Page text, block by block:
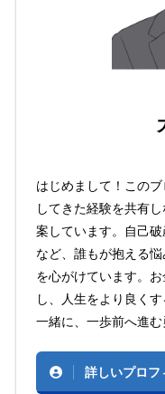
はじめまして！この
してきた経験を共有
案しています。自己
など、誰もが抱える
を心がけています。
し、人生をより良く
一緒に、一歩前へ進
詳しいプロフ